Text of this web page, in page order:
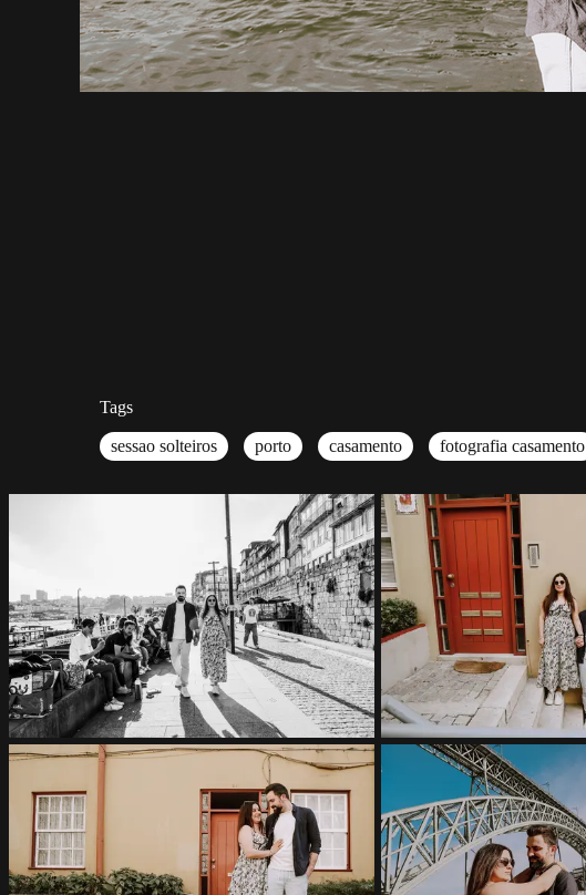
Tags
sessao solteiros porto casamento fotografia casamento